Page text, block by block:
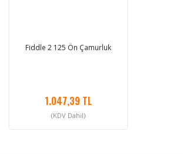
Fiddle 2 125 Ön Çamurluk
1.047,39 TL
(KDV Dahil)